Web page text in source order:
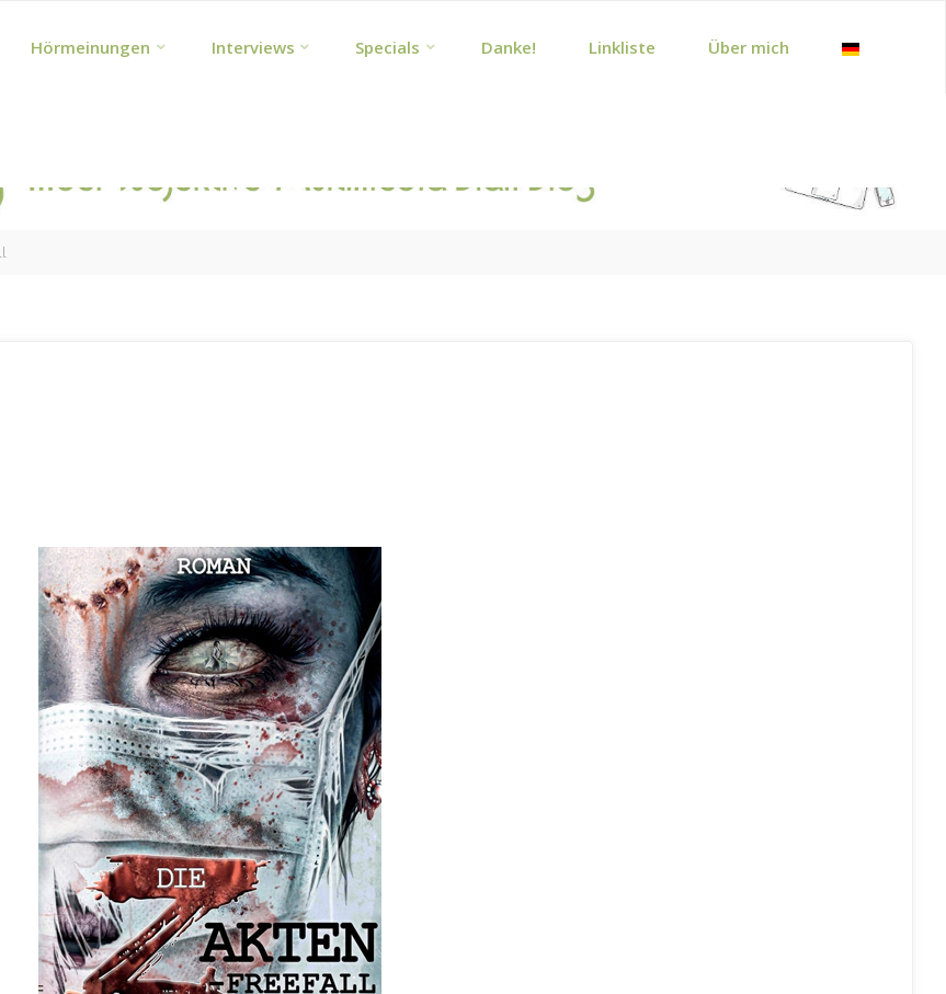
Hörmeinungen Interviews Specials Danke! Linkliste Über mich